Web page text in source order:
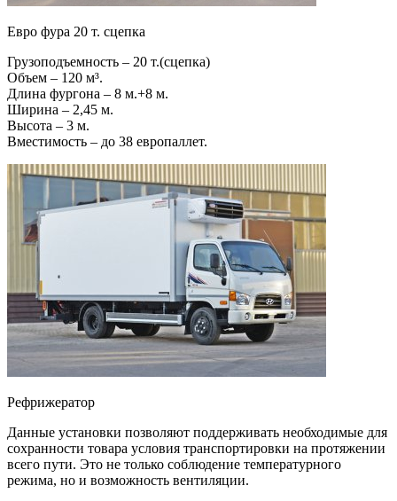
Евро фура 20 т. сцепка
Грузоподъемность – 20 т.(сцепка)
Объем – 120 м³.
Длина фургона – 8 м.+8 м.
Ширина – 2,45 м.
Высота – 3 м.
Вместимость – до 38 европаллет.
Рефрижератор
Данные установки позволяют поддерживать необходимые для
сохранности товара условия транспортировки на протяжении
всего пути. Это не только соблюдение температурного
режима, но и возможность вентиляции.